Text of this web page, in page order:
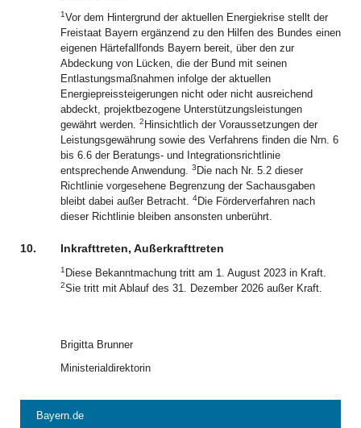
1Vor dem Hintergrund der aktuellen Energiekrise stellt der
Freistaat Bayern ergänzend zu den Hilfen des Bundes einen
eigenen Härtefallfonds Bayern bereit, über den zur
Abdeckung von Lücken, die der Bund mit seinen
Entlastungsmaßnahmen infolge der aktuellen
Energiepreissteigerungen nicht oder nicht ausreichend
abdeckt, projektbezogene Unterstützungsleistungen
gewährt werden. 2 Hinsichtlich der Voraussetzungen der
Leistungsgewährung sowie des Verfahrens finden die Nrn. 6
bis 6.6 der Beratungs- und Integrationsrichtlinie
entsprechende Anwendung. 3 Die nach Nr. 5.2 dieser
Richtlinie vorgesehene Begrenzung der Sachausgaben
bleibt dabei außer Betracht. 4Die Förderverfahren nach
dieser Richtlinie bleiben ansonsten unberührt.
10. Inkrafttreten, Außerkrafttreten
1 Diese Bekanntmachung tritt am 1. August 2023 in Kraft.
2Sie tritt mit Ablauf des 31. Dezember 2026 außer Kraft.
Brigitta Brunner
Ministerialdirektorin
Bayern.de